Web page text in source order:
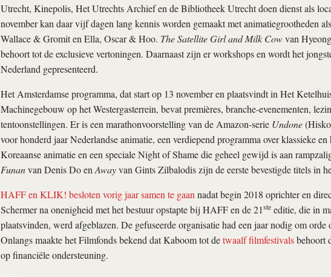
Utrecht, Kinepolis, Het Utrechts Archief en de Bibliotheek Utrecht doen dienst als
november kan daar vijf dagen lang kennis worden gemaakt met animatiegrootheden
Wallace & Gromit en Ella, Oscar & Hoo. The Satellite Girl and Milk Cowvan
behoort tot de exclusieve vertoningen. Daarnaast zijn er workshops en wordt het
Nederland gepresenteerd.
Het Amsterdamse programma, dat start op 13 november en plaatsvindt in Het
Machinegebouw op het Westergasterrein, bevat premières, branche-evenementen,
tentoonstellingen. Er is een marathonvoorstelling van de Amazon-serie Undone(Hisko
voor honderd jaar Nederlandse animatie, een verdiepend programma over klassieke en
Koreaanse animatie en een speciale Night of Shame die geheel gewijd is aan
Funanvan Denis Do en Awayvan Gints Zilbalodis zijn de eerste bevestigde titels in
HAFF en KLIK! besloten vorig jaar samen te gaan nadat begin 2018 oprichter en
Schermer na onenigheid met het bestuur opstapte bij HAFF en de 21steeditie, die in
plaatsvinden, werd afgeblazen. De gefuseerde organisatie had een jaar nodig om orde
Onlangs maakte het Filmfonds bekend dat Kaboom tot detwaalf filmfestivalsbehoort
op financiële ondersteuning.